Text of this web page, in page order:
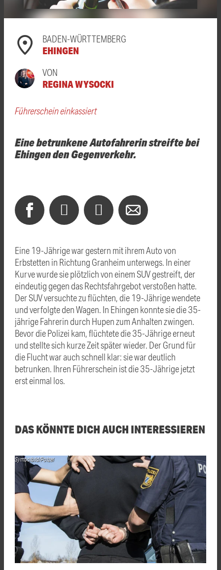
BADEN-WÜRTTEMBERG
EHINGEN
VON
REGINA WYSOCKI
Führerschein einkassiert
Eine betrunkene Autofahrerin streifte bei
Ehingen den Gegenverkehr.
Eine 19-Jährige war gestern mit ihrem Auto von
Erbstetten in Richtung Granheim unterwegs. In einer
Kurve wurde sie plötzlich von einem SUV gestreift, der
eindeutig gegen das Rechtsfahrgebot verstoßen hatte.
Der SUV versuchte zu flüchten, die 19-Jährige wendete
und verfolgte den Wagen. In Ehingen konnte sie die 35-
jährige Fahrerin durch Hupen zum Anhalten zwingen.
Bevor die Polizei kam, flüchtete die 35-Jährige erneut
und stellte sich kurze Zeit später wieder. Der Grund für
die Flucht war auch schnell klar: sie war deutlich
betrunken. Ihren Führerschein ist die 35-Jährige jetzt
erst einmal los.
DAS KÖNNTE DICH AUCH INTERESSIEREN
Symbolbild/Polizei